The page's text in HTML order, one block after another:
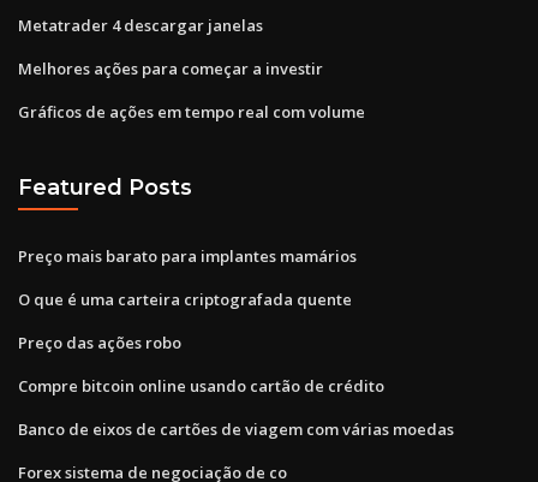
Metatrader 4 descargar janelas
Melhores ações para começar a investir
Gráficos de ações em tempo real com volume
Featured Posts
Preço mais barato para implantes mamários
O que é uma carteira criptografada quente
Preço das ações robo
Compre bitcoin online usando cartão de crédito
Banco de eixos de cartões de viagem com várias moedas
Forex sistema de negociação de co